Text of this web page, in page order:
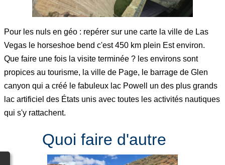
Pour les nuls en géo : repérer sur une carte la ville de Las
Vegas le horseshoe bend c'est 450 km plein Est environ.
Que faire une fois la visite terminée ? les environs sont
propices au tourisme, la ville de Page, le barrage de Glen
canyon qui a créé le fabuleux lac Powell un des plus grands
lac artificiel des États unis avec toutes les activités nautiques
qui s'y rattachent.
Quoi faire d'autre